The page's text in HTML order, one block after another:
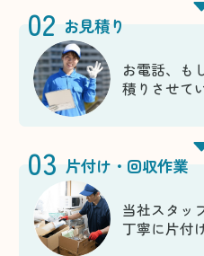
02 お見積り
お電話、も
積りさせて
03 片付け・回収作業
当社スタッ
丁寧に片付